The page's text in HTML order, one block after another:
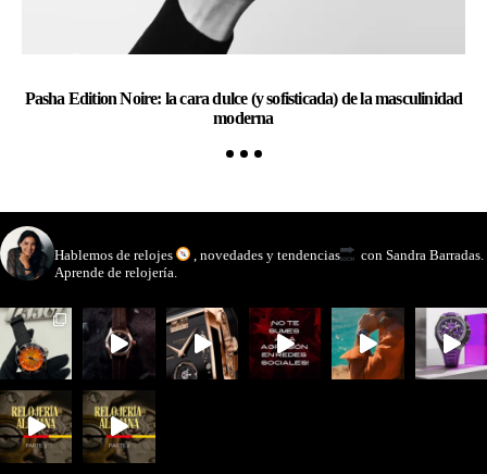
Pasha Edition Noire: la cara dulce (y sofisticada) de la masculinidad
moderna
Hablemos de relojes , novedades y tendencias
con Sandra Barradas.
Aprende de relojería.